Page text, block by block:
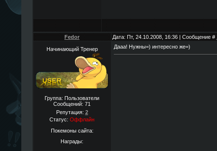
Fedor Дата: Пт, 24.10.2008, 16:36 | Сообщение #
Начинающий Тренер
Группа: Пользователи
Сообщений: 71
Репутация: 2
Статус: Оффлайн
Покемоны сайта:
Награды:
Дааа! Нужны=) интересно же=)